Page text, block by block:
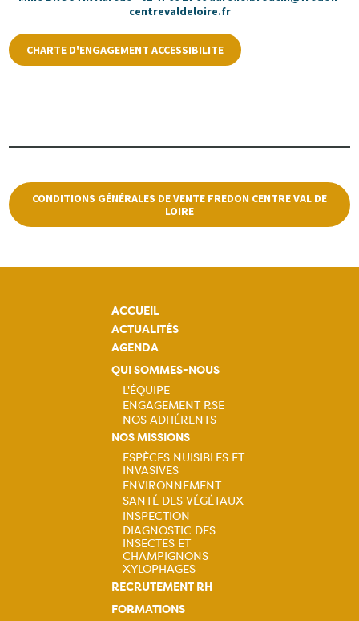
centrevaldeloire.fr
CHARTE D'ENGAGEMENT ACCESSIBILITE
CONDITIONS GÉNÉRALES DE VENTE FREDON CENTRE VAL DE
LOIRE
ACCUEIL
ACTUALITÉS
AGENDA
QUI SOMMES-NOUS
Navigation
principale
L'ÉQUIPE
ENGAGEMENT RSE
NOS ADHÉRENTS
NOS MISSIONS
Navigation
principale
ESPÈCES NUISIBLES ET
INVASIVES
ENVIRONNEMENT
SANTÉ DES VÉGÉTAUX
INSPECTION
DIAGNOSTIC DES
INSECTES ET
CHAMPIGNONS
XYLOPHAGES
RECRUTEMENT RH
FORMATIONS